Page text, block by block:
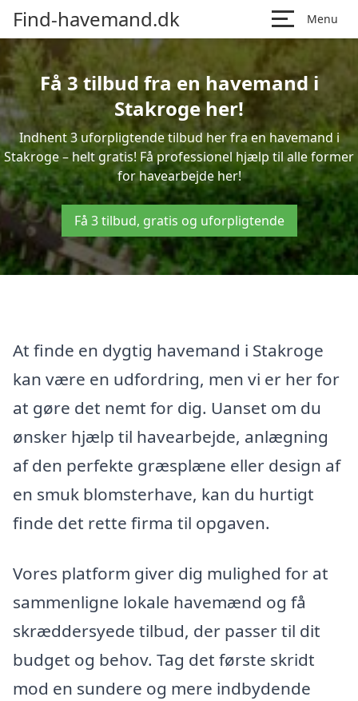
Find-havemand.dk Menu
Få 3 tilbud fra en havemand i
Stakroge her!
Indhent 3 uforpligtende tilbud her fra en havemand i
Stakroge – helt gratis! Få professionel hjælp til alle former
for havearbejde her!
Få 3 tilbud, gratis og uforpligtende
At finde en dygtig havemand i Stakroge
kan være en udfordring, men vi er her for
at gøre det nemt for dig. Uanset om du
ønsker hjælp til havearbejde, anlægning
af den perfekte græsplæne eller design af
en smuk blomsterhave, kan du hurtigt
finde det rette firma til opgaven.
Vores platform giver dig mulighed for at
sammenligne lokale havemænd og få
skræddersyede tilbud, der passer til dit
budget og behov. Tag det første skridt
mod en sundere og mere indbydende